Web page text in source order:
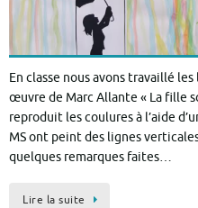
En classe nous avons travaillé
œuvre de Marc Allante « La fille
reproduit les coulures à l’aide
MS ont peint des lignes
quelques remarques faites…
Lire la suite